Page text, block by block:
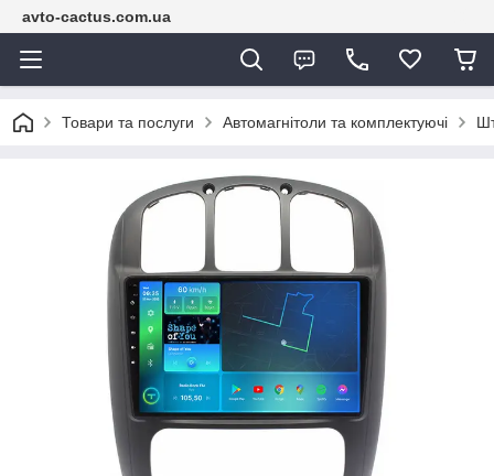
avto-cactus.com.ua
Товари та послуги Автомагнітоли та комплектуючі